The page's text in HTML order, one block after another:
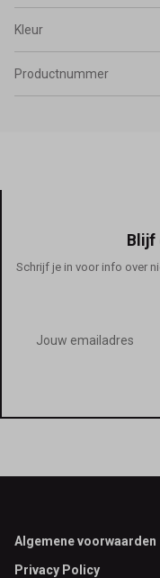
Kleur
Productnummer
Blijf
Schrijf je in voor info over
mailadres
Footer
Algemene voorwaarden
Privacy Policy